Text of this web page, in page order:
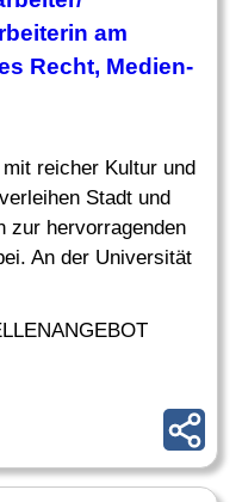
am
Recht, Medien-
reicher Kultur und
Stadt und
zur hervorragenden
An der Universität